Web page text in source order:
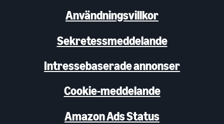
Användningsvillkor
Sekretessmeddelande
Intressebaserade annonser
Cookie-meddelande
Amazon Ads Status